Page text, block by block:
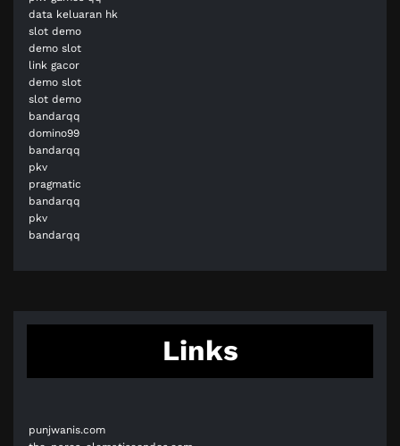
data keluaran hk
slot demo
demo slot
link gacor
demo slot
slot demo
bandarqq
domino99
bandarqq
pkv
pragmatic
bandarqq
pkv
bandarqq
Links
punjwanis.com